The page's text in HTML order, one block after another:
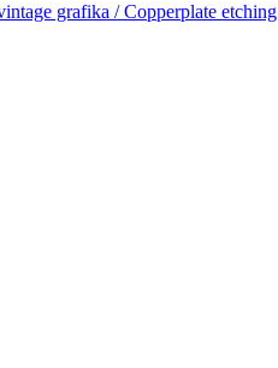
grafika / Copperplate